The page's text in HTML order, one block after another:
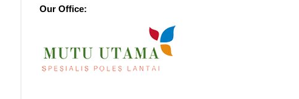
Our Office: